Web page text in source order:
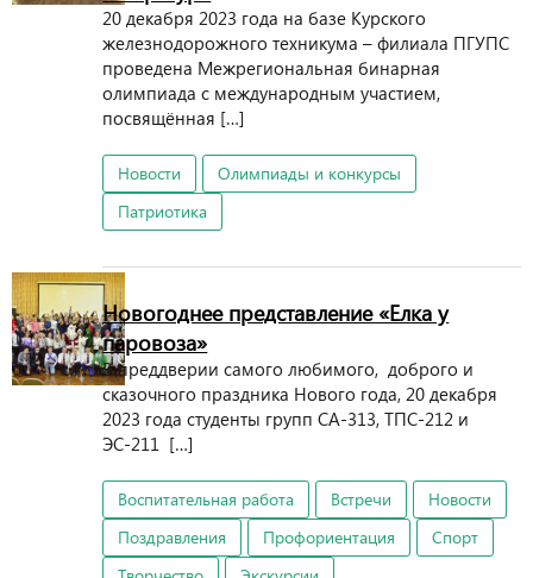
20 декабря 2023 года на базе Курского
железнодорожного техникума – филиала ПГУПС
проведена Межрегиональная бинарная
олимпиада с международным участием,
посвящённая […]
Новости
Олимпиады и конкурсы
Патриотика
Новогоднее представление «Елка у
паровоза»
В преддверии самого любимого, доброго и
сказочного праздника Нового года, 20 декабря
2023 года студенты групп СА-313, ТПС-212 и
ЭС-211 […]
Воспитательная работа Встречи
Новости
Поздравления
Профориентация
Спорт